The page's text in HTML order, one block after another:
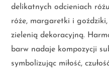
delikatnych odcieniach
róże, margaretki i goździki,
zielenią dekoracyjną.
barw nadaje kompozycji
symbolizując miłość,